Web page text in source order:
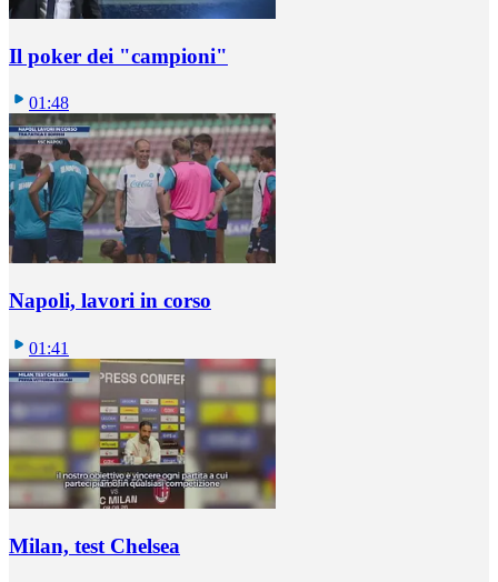
Il poker dei "campioni"
01:48
Napoli, lavori in corso
01:41
Milan, test Chelsea